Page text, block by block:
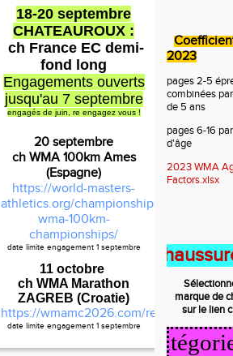
18-20 septembre
CHATEAUROUX :
ch France EC demi-
fond long
Engagements ouverts
jusqu'au 7 septembre
engagés de juin, re engagez vous !
20 septembre
ch WMA 100km Ames
(Espagne)
https://world-masters-
athletics.org/championships/2026-
wma-100km-
championships/
date limite engagement 1 septembre
11 octobre
ch WMA Marathon
ZAGREB (Croatie)
https://wmamc2026.com/register.html
date limite engagement 1 septembre
2023
pages 2-5
combinées
de 5 ans
pages 6-16
d'âge
2023 WMA
Factors.xlsx
Règlement des chaussures
marque de
sur le lien
Calcul Catégories